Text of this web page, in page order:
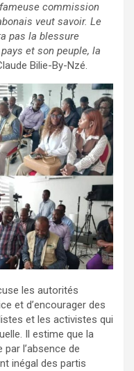
fameuse commission
veut savoir. Le
pas la blessure
et son peuple, la
Bilie-By-Nzé.
les autorités
et d’encourager des
et les activistes qui
Il estime que la
l’absence de
inégal des partis